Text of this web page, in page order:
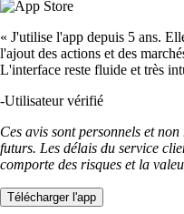
« J'utilise l'app depuis 5 ans.
l'ajout des actions et des
L'interface reste fluide et très
-Utilisateur vérifié
Ces avis sont personnels et
futurs. Les délais du service
comporte des risques et la
Télécharger l'app